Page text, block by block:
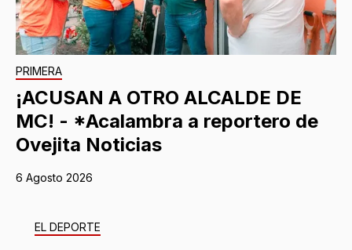
PRIMERA
¡ACUSAN A OTRO ALCALDE DE
MC! - *Acalambra a reportero de
Ovejita Noticias
6 Agosto 2026
EL DEPORTE